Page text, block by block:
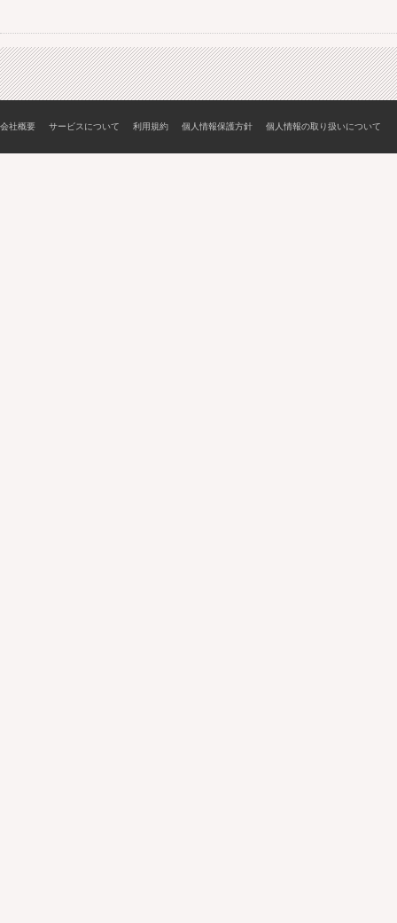
会社概要 サービスについて 利用規約 個人情報保護方針 個人情報の取り扱いについて